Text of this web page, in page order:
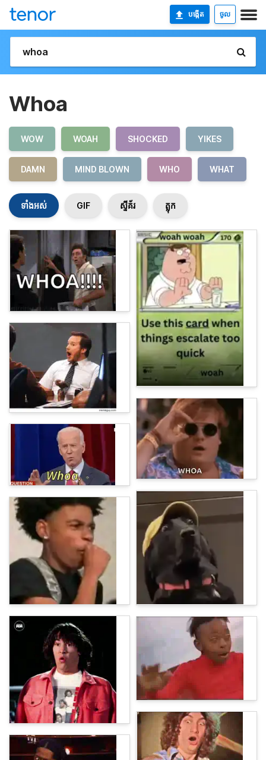
បង្កើត ចូល
Whoa
WOW WOAH SHOCKED YIKES
DAMN MIND BLOWN WHO WHAT
ទាំងអស់ GIF ស្ទីគ័រ ត្លុក